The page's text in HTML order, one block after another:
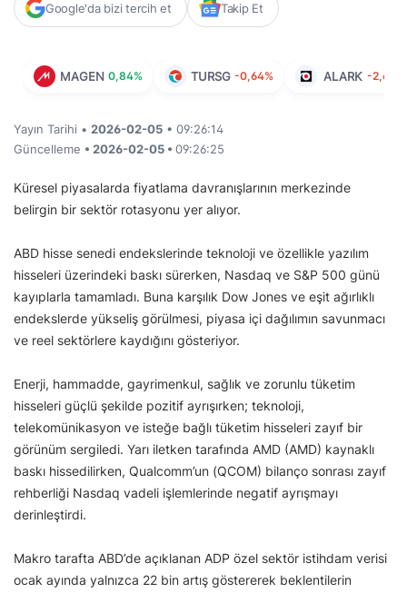
Google'da bizi tercih et Takip Et
MAGEN 0,84% TURSG -0,64% ALARK -2,69%
Yayın Tarihi • 2026-02-05 • 09:26:14
Güncelleme • 2026-02-05 • 09:26:25
Küresel piyasalarda fiyatlama davranışlarının merkezinde
belirgin bir sektör rotasyonu yer alıyor.
ABD hisse senedi endekslerinde teknoloji ve özellikle yazılım
hisseleri üzerindeki baskı sürerken, Nasdaq ve S&P 500 günü
kayıplarla tamamladı. Buna karşılık Dow Jones ve eşit ağırlıklı
endekslerde yükseliş görülmesi, piyasa içi dağılımın savunmacı
ve reel sektörlere kaydığını gösteriyor.
Enerji, hammadde, gayrimenkul, sağlık ve zorunlu tüketim
hisseleri güçlü şekilde pozitif ayrışırken; teknoloji,
telekomünikasyon ve isteğe bağlı tüketim hisseleri zayıf bir
görünüm sergiledi. Yarı iletken tarafında AMD (AMD) kaynaklı
baskı hissedilirken, Qualcomm’un (QCOM) bilanço sonrası zayıf
rehberliği Nasdaq vadeli işlemlerinde negatif ayrışmayı
derinleştirdi.
Makro tarafta ABD’de açıklanan ADP özel sektör istihdam verisi
ocak ayında yalnızca 22 bin artış göstererek beklentilerin